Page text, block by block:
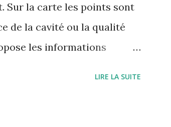
Sur la carte les points sont
de la cavité ou la qualité
les informations
LIRE LA SUITE